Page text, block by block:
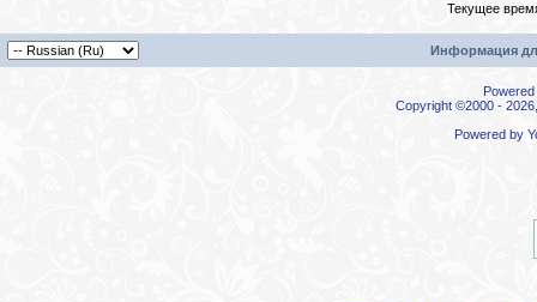
Текущее
Информация
Copyright ©2000 -
Powered by